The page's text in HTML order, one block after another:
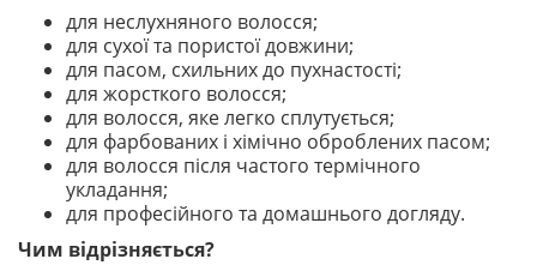
для неслухняного волосся;
для сухої та пористої довжини;
для пасом, схильних до пухнастості;
для жорсткого волосся;
для волосся, яке легко сплутується;
для фарбованих і хімічно оброблених пасом;
для волосся після частого термічного
укладання;
для професійного та домашнього догляду.
Чим відрізняється?